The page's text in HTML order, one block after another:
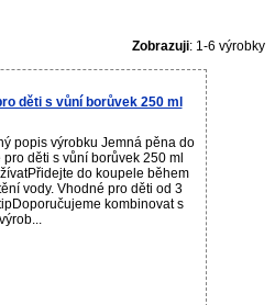
Zobrazuji: 1-6 výrobky
děti s vůní borůvek 250 ml
popis výrobku Jemná pěna do
pro děti s vůní borůvek 250 ml
do koupele během
vody. Vhodné pro děti od 3
kombinovat s